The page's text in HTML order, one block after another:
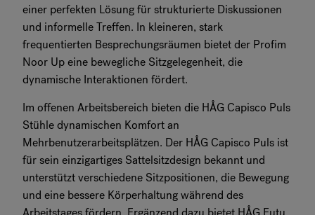
einer perfekten Lösung für strukturierte Diskussionen
und informelle Treffen. In kleineren, stark
frequentierten Besprechungsräumen bietet der Profim
Noor Up eine bewegliche Sitzgelegenheit, die
dynamische Interaktionen fördert.
Im offenen Arbeitsbereich bieten die HÅG Capisco Puls
Stühle dynamischen Komfort an
Mehrbenutzerarbeitsplätzen. Der HÅG Capisco Puls ist
für sein einzigartiges Sattelsitzdesign bekannt und
unterstützt verschiedene Sitzpositionen, die Bewegung
und eine bessere Körperhaltung während des